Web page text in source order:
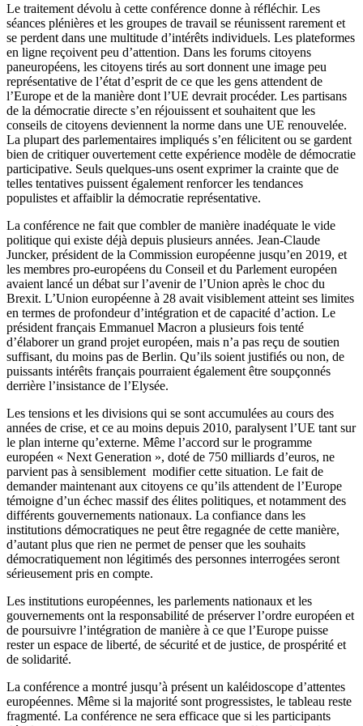
Le traitement dévolu à cette conférence donne à réfléchir. Les
séances plénières et les groupes de travail se réunissent rarement et
se perdent dans une multitude d’intérêts individuels. Les plateformes
en ligne reçoivent peu d’attention. Dans les forums citoyens
paneuropéens, les citoyens tirés au sort donnent une image peu
représentative de l’état d’esprit de ce que les gens attendent de
l’Europe et de la manière dont l’UE devrait procéder. Les partisans
de la démocratie directe s’en réjouissent et souhaitent que les
conseils de citoyens deviennent la norme dans une UE renouvelée.
La plupart des parlementaires impliqués s’en félicitent ou se gardent
bien de critiquer ouvertement cette expérience modèle de démocratie
participative. Seuls quelques-uns osent exprimer la crainte que de
telles tentatives puissent également renforcer les tendances
populistes et affaiblir la démocratie représentative.
La conférence ne fait que combler de manière inadéquate le vide
politique qui existe déjà depuis plusieurs années. Jean-Claude
Juncker, président de la Commission européenne jusqu’en 2019, et
les membres pro-européens du Conseil et du Parlement européen
avaient lancé un débat sur l’avenir de l’Union après le choc du
Brexit. L’Union européenne à 28 avait visiblement atteint ses limites
en termes de profondeur d’intégration et de capacité d’action. Le
président français Emmanuel Macron a plusieurs fois tenté
d’élaborer un grand projet européen, mais n’a pas reçu de soutien
suffisant, du moins pas de Berlin. Qu’ils soient justifiés ou non, de
puissants intérêts français pourraient également être soupçonnés
derrière l’insistance de l’Elysée.
Les tensions et les divisions qui se sont accumulées au cours des
années de crise, et ce au moins depuis 2010, paralysent l’UE tant sur
le plan interne qu’externe. Même l’accord sur le programme
européen « Next Generation », doté de 750 milliards d’euros, ne
parvient pas à sensiblement modifier cette situation. Le fait de
demander maintenant aux citoyens ce qu’ils attendent de l’Europe
témoigne d’un échec massif des élites politiques, et notamment des
différents gouvernements nationaux. La confiance dans les
institutions démocratiques ne peut être regagnée de cette manière,
d’autant plus que rien ne permet de penser que les souhaits
démocratiquement non légitimés des personnes interrogées seront
sérieusement pris en compte.
Les institutions européennes, les parlements nationaux et les
gouvernements ont la responsabilité de préserver l’ordre européen et
de poursuivre l’intégration de manière à ce que l’Europe puisse
rester un espace de liberté, de sécurité et de justice, de prospérité et
de solidarité.
La conférence a montré jusqu’à présent un kaléidoscope d’attentes
européennes. Même si la majorité sont progressistes, le tableau reste
fragmenté. La conférence ne sera efficace que si les participants